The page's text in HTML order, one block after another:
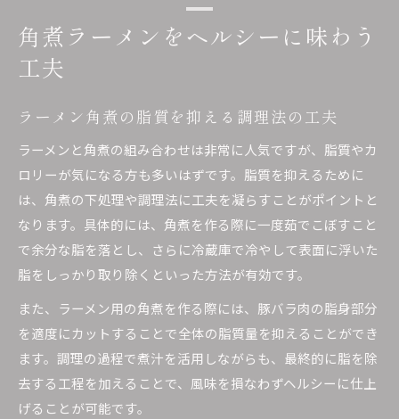
角煮ラーメンと野菜の組み合わせで満腹感アッ
ラーメン角煮の脂質を落とす下ごしらえのポイ
ント
脂質控えめ角煮ラーメンの選び方と食べ方
角煮チャーシュートッピングのカロリーカット
術
脂質が気になる方におすすめの角煮アレンジ
毎日楽しめるラーメンと角煮の食べ方
ラーメン角煮を毎日楽しむためのヘルシー習慣
塩分控えめラーメン角煮の食べ方と工夫
毎日でも飽きない角煮ラーメンアレンジ術
角煮ラーメンをヘルシーに味わう
工夫
ラーメン角煮の脂質を抑える調理法の工夫
ラーメンと角煮の組み合わせは非常に人気ですが、脂質やカ
ロリーが気になる方も多いはずです。脂質を抑えるために
は、角煮の下処理や調理法に工夫を凝らすことがポイントと
なります。具体的には、角煮を作る際に一度茹でこぼすこと
で余分な脂を落とし、さらに冷蔵庫で冷やして表面に浮いた
脂をしっかり取り除くといった方法が有効です。
また、ラーメン用の角煮を作る際には、豚バラ肉の脂身部分
を適度にカットすることで全体の脂質量を抑えることができ
ます。調理の過程で煮汁を活用しながらも、最終的に脂を除
去する工程を加えることで、風味を損なわずヘルシーに仕上
げることが可能です。